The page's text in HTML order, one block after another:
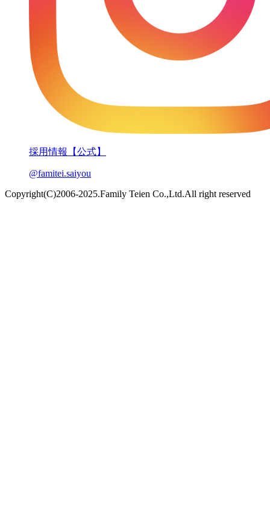
採用情報【公式】
@famitei.saiyou
Copyright(C)2006-2025.Family Teien Co.,Ltd.All right reserved